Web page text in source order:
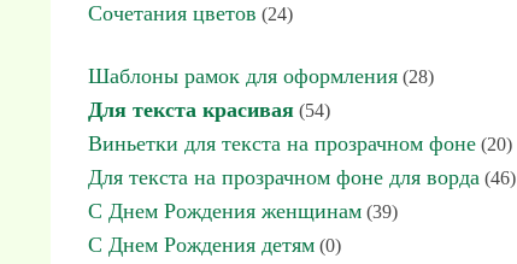
Сочетания цветов (24)
Шаблоны рамок для оформления (28)
Для текста красивая (54)
Виньетки для текста на прозрачном фоне (20)
Для текста на прозрачном фоне для ворда (46)
С Днем Рождения женщинам (39)
С Днем Рождения детям (0)